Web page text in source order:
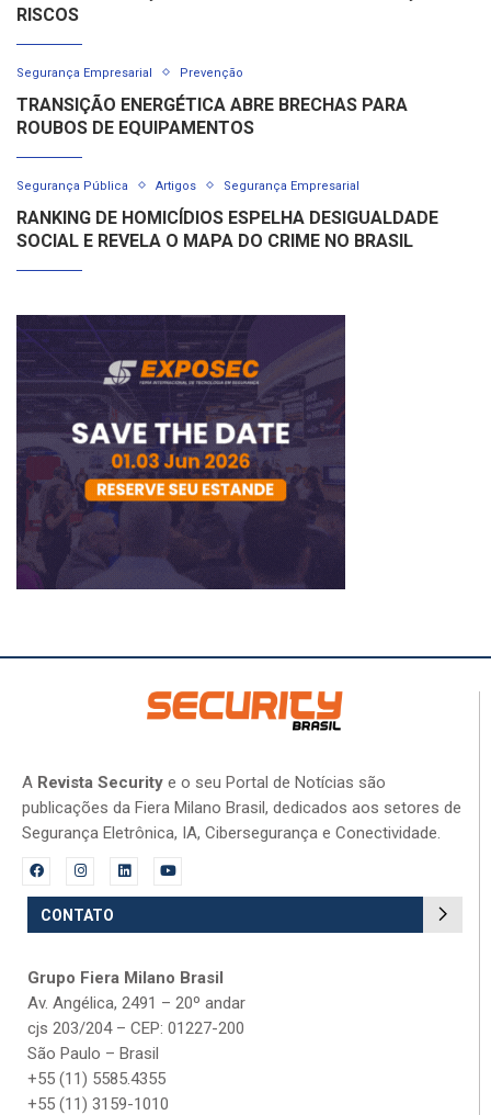
RISCOS
Segurança Empresarial Prevenção
TRANSIÇÃO ENERGÉTICA ABRE BRECHAS PARA
ROUBOS DE EQUIPAMENTOS
Segurança Pública Artigos Segurança Empresarial
RANKING DE HOMICÍDIOS ESPELHA DESIGUALDADE
SOCIAL E REVELA O MAPA DO CRIME NO BRASIL
A Revista Security e o seu Portal de Notícias são
publicações da Fiera Milano Brasil, dedicados aos setores de
Segurança Eletrônica, IA, Cibersegurança e Conectividade.
CONTATO
Grupo Fiera Milano Brasil
Av. Angélica, 2491 – 20º andar
cjs 203/204 – CEP: 01227-200
São Paulo – Brasil
+55 (11) 5585.4355
+55 (11) 3159-1010